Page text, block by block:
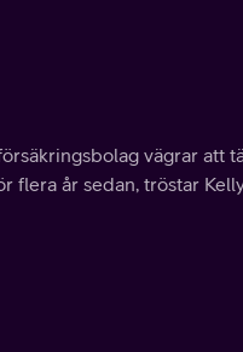
vägrar att
år sedan, tröstar